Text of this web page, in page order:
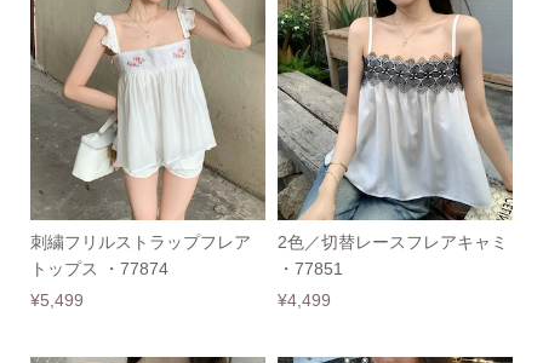
刺繍フリルストラップフレア
トップス ・77874
¥5,499
2色／切替レースフレアキャミ
・77851
¥4,499